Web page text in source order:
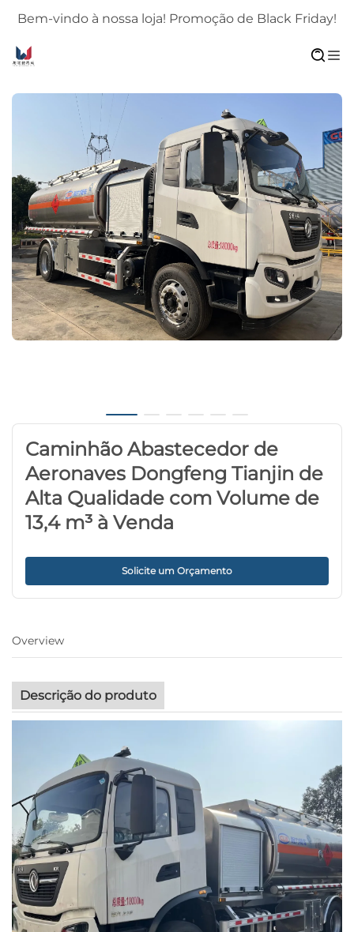
Bem-vindo à nossa loja! Promoção de Black Friday!
Caminhão Abastecedor de
Aeronaves Dongfeng Tianjin de
Alta Qualidade com Volume de
13,4 m³ à Venda
Solicite um Orçamento
Overview
Descrição do produto